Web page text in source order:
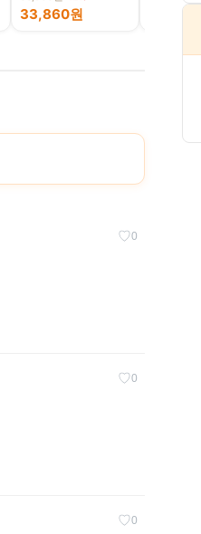
33,860원 11,700원
♡0
♡0
♡0